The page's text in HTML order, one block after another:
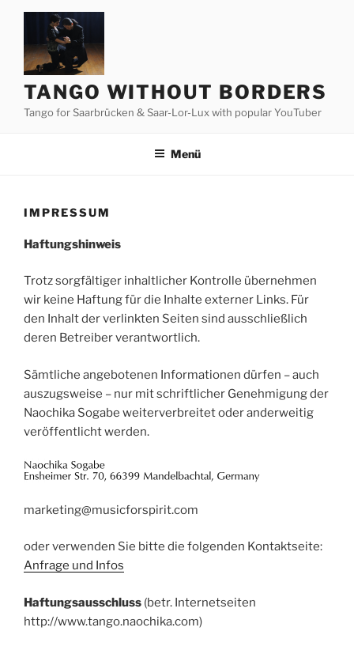
Zum
springen
TANGO WITHOUT BORDERS
Tango for Saarbrücken & Saar-Lor-Lux with popular YouTuber
Menü
IMPRESSUM
Haftungshinweis
Trotz sorgfältiger inhaltlicher Kontrolle übernehmen
wir keine Haftung für die Inhalte externer Links. Für
den Inhalt der verlinkten Seiten sind ausschließlich
deren Betreiber verantwortlich.
Sämtliche angebotenen Informationen dürfen – auch
auszugsweise – nur mit schriftlicher Genehmigung der
Naochika Sogabe weiterverbreitet oder anderweitig
veröffentlicht werden.
marketing@musicforspirit.com
oder verwenden Sie bitte die folgenden Kontaktseite:
Anfrage und Infos
Haftungsausschluss (betr. Internetseiten
http://www.tango.naochika.com)